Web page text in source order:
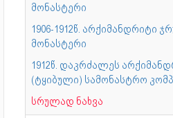
მონასტერი
1906-1912წ. არქიმანდრიტი
მონასტერი
1912წ. დაკრძალეს
(ტყიბული) სამონასტრო
სრულად ნახვა